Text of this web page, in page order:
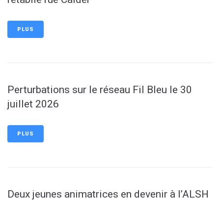
PLUS
Perturbations sur le réseau Fil Bleu le 30
juillet 2026
PLUS
Deux jeunes animatrices en devenir à l’ALSH